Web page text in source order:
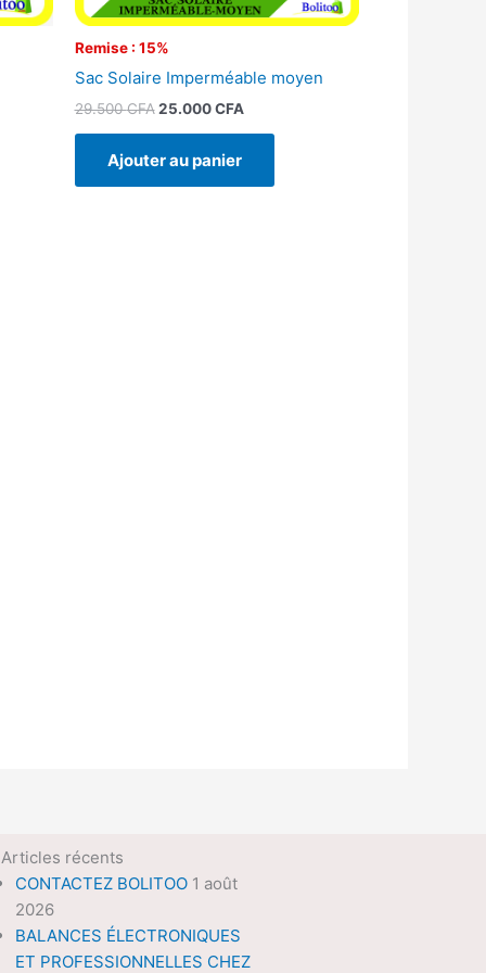
Remise : 15%
Sac Solaire Imperméable moyen
29.500CFA 25.000CFA
Ajouter au panier
récents
CONTACTEZ BOLITOO 1 août
2026
BALANCES ÉLECTRONIQUES
ET PROFESSIONNELLES CHEZ